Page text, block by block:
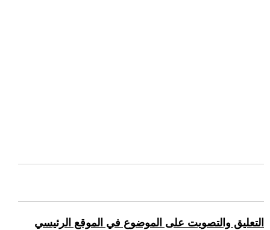
التعليق والتصويت على الموضوع في الموقع الرئيسي